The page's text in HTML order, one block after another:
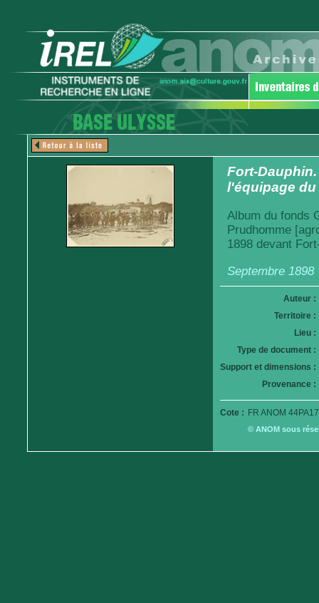
Fort-
l'équipage du
Album du fonds
Prudhomme
1898 devant
Septembre 1898
Auteur :
Territoire :
Lieu :
Type de document :
Support et dimensions :
Provenance :
Cote : FR ANOM
© ANOM sous